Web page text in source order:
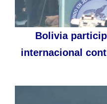
Bolivia
internacional